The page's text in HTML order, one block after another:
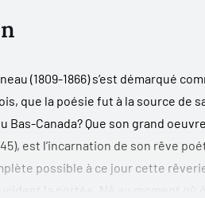
(1809-1866) s’est démarqué
que la poésie fut à la source de
Bas-Canada? Que son grand
est l’incarnation de son rêve
possible à ce jour cette
la portée. Né au moment